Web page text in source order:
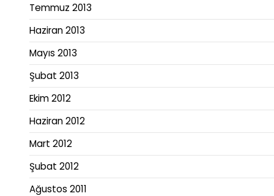
Temmuz 2013
Haziran 2013
Mayıs 2013
Şubat 2013
Ekim 2012
Haziran 2012
Mart 2012
Şubat 2012
Ağustos 2011